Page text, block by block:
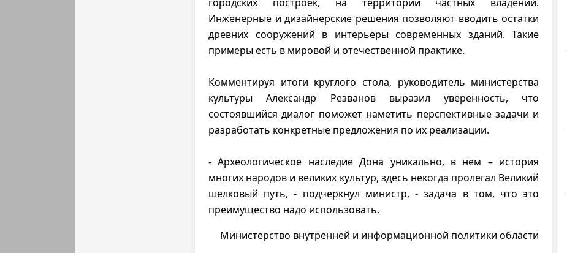
Инженерные и дизайнерские решения позволяют вводить остатки
древних сооружений в интерьеры современных зданий. Такие
примеры есть в мировой и отечественной практике.
Комментируя итоги круглого стола, руководитель министерства
культуры Александр Резванов выразил уверенность, что
состоявшийся диалог поможет наметить перспективные задачи и
разработать конкретные предложения по их реализации.
- Археологическое наследие Дона уникально, в нем – история
многих народов и великих культур, здесь некогда пролегал Великий
шелковый путь, - подчеркнул министр, - задача в том, что это
преимущество надо использовать.
Министерство внутренней и информационной политики области